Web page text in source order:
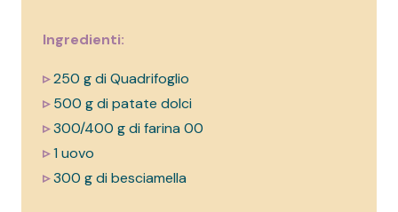
Ingredienti:
▹250 g di Quadrifoglio
▹500 g di patate dolci
▹300/400 g di farina 00
▹1 uovo
▹300 g di besciamella